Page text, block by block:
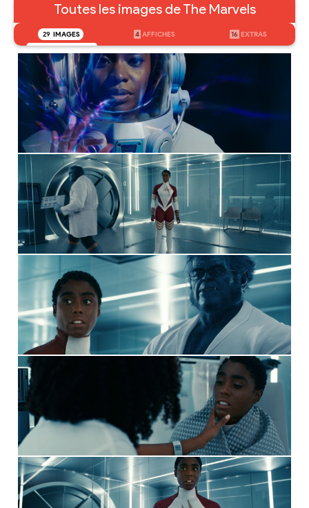
Toutes les images de The Marvels
29 IMAGES 4 AFFICHES 16 EXTRAS